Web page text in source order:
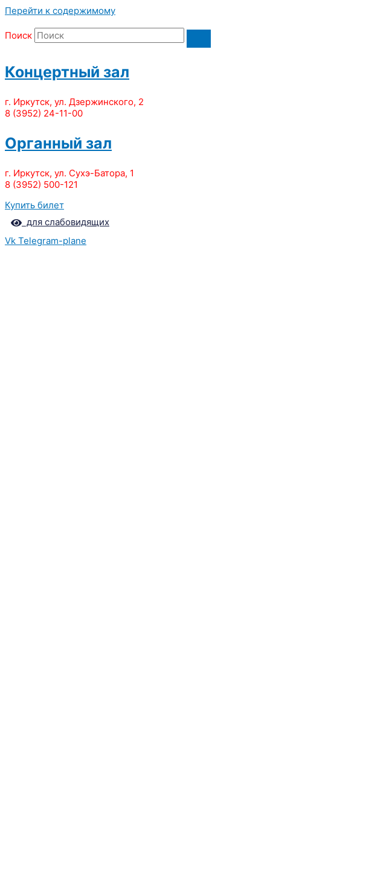
Перейти к содержимому
Поиск
Концертный зал
г. Иркутск, ул. Дзержинского, 2
8 (3952) 24-11-00
Органный зал
г. Иркутск, ул. Сухэ-Батора, 1
8 (3952) 500-121
Купить билет
для слабовидящих
Vk Telegram-plane